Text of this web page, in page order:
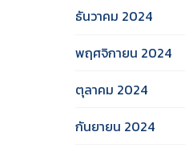
ธันวาคม 2024
พฤศจิกายน 2024
ตุลาคม 2024
กันยายน 2024